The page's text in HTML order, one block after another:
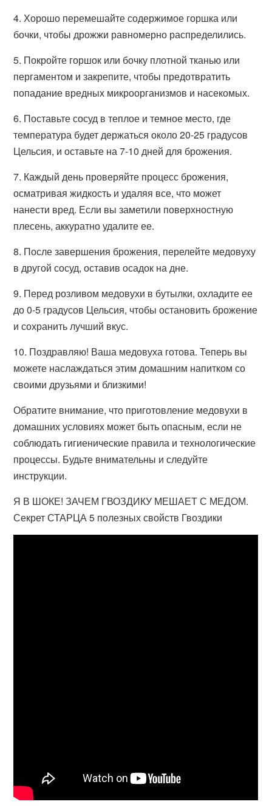
4. Хорошо перемешайте содержимое горшка или
бочки, чтобы дрожжи равномерно распределились.
5. Покройте горшок или бочку плотной тканью или
пергаментом и закрепите, чтобы предотвратить
попадание вредных микроорганизмов и насекомых.
6. Поставьте сосуд в теплое и темное место, где
температура будет держаться около 20-25 градусов
Цельсия, и оставьте на 7-10 дней для брожения.
7. Каждый день проверяйте процесс брожения,
осматривая жидкость и удаляя все, что может
нанести вред. Если вы заметили поверхностную
плесень, аккуратно удалите ее.
8. После завершения брожения, перелейте медовуху
в другой сосуд, оставив осадок на дне.
9. Перед розливом медовухи в бутылки, охладите ее
до 0-5 градусов Цельсия, чтобы остановить брожение
и сохранить лучший вкус.
10. Поздравляю! Ваша медовуха готова. Теперь вы
можете наслаждаться этим домашним напитком со
своими друзьями и близкими!
Обратите внимание, что приготовление медовухи в
домашних условиях может быть опасным, если не
соблюдать гигиенические правила и технологические
процессы. Будьте внимательны и следуйте
инструкции.
Я В ШОКЕ! ЗАЧЕМ ГВОЗДИКУ МЕШАЕТ С МЕДОМ.
Секрет СТАРЦА 5 полезных свойств Гвоздики